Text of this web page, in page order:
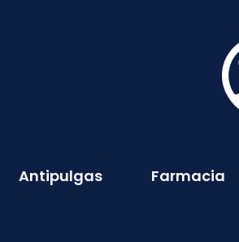
Antipulgas Farmacia